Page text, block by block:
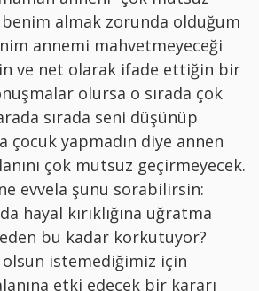
benim almak zorunda olduğum
annemi mahvetmeyeceği
ve net olarak ifade ettiğin bir
olursa o sırada çok
sırada seni düşünüp
yapmadın diye annen
çok mutsuz geçirmeyecek.
evvela şunu sorabilirsin:
hayal kırıklığına uğratma
bu kadar korkutuyor?
istemediğimiz için
etki edecek bir kararı